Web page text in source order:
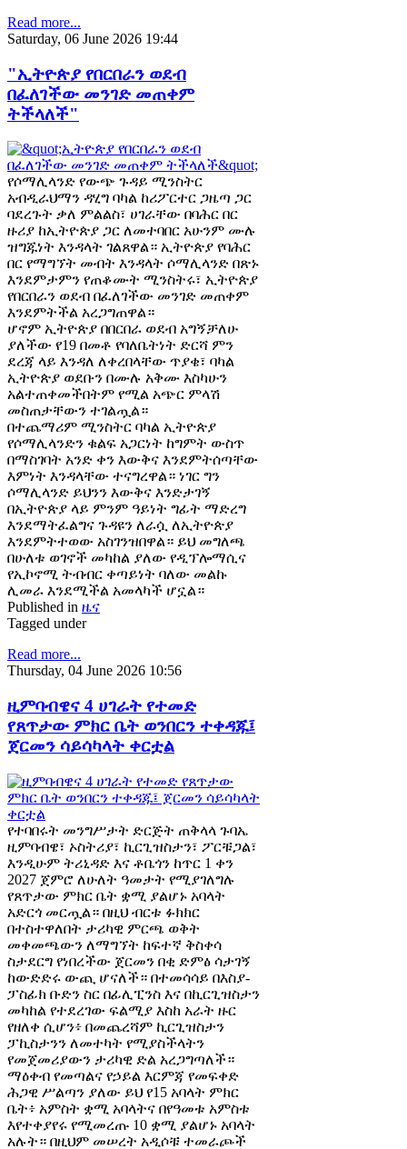
Read more...
Saturday, 06 June 2026 19:44
"ኢትዮጵያ የበርበራን ወደብ
በፈለገችው መንገድ መጠቀም
ትችላለች"
የሶማሊላንድ የውጭ ጉዳይ ሚንስትር
አብዲራህማን ዳሂግ ባካል ከሪፖርተር ጋዜጣ ጋር
ባደረጉት ቃለ ምልልስ፣ ሀገራቸው በባሕር በር
ዙሪያ ከኢትዮጵያ ጋር ለመተባበር አሁንም ሙሉ
ዝግጁነት እንዳላት ገልጸዋል። ኢትዮጵያ የባሕር
በር የማግኘት መብት እንዳላት ሶማሊላንድ በጽኑ
እንደምታምን የጠቆሙት ሚንስትሩ፣ ኢትዮጵያ
የበርበራን ወደብ በፈለገችው መንገድ መጠቀም
እንደምትችል አረጋግጠዋል።
ሆኖም ኢትዮጵያ በበርበራ ወደብ አግኝቻለሁ
ያለችው የ19 በመቶ የባለቤትነት ድርሻ ምን
ደረጃ ላይ እንዳለ ለቀረበላቸው ጥያቄ፣ ባካል
ኢትዮጵያ ወደቡን በሙሉ አቅሙ እስካሁን
አልተጠቀመችበትም የሚል አጭር ምላሽ
መስጠታቸውን ተገልጧል።
በተጨማሪም ሚንስትር ባካል ኢትዮጵያ
የሶማሊላንድን ቁልፍ አጋርነት ከግምት ውስጥ
በማስገባት አንድ ቀን እውቅና እንደምትሰጣቸው
እምነት እንዳላቸው ተናግረዋል። ነገር ግን
ሶማሊላንድ ይህንን እውቅና እንድታገኝ
በኢትዮጵያ ላይ ምንም ዓይነት ግፊት ማድረግ
እንደማትፈልግና ጉዳዩን ለራሷ ለኢትዮጵያ
እንደምትተወው አስገንዝበዋል። ይህ መግለጫ
በሁለቱ ወገኖች መካከል ያለው የዲፕሎማሲና
የኢኮኖሚ ትብብር ቀጣይነት ባለው መልኩ
ሊመራ እንደሚችል አመላካች ሆኗል።
Published in ዜና
Tagged under
Read more...
Thursday, 04 June 2026 10:56
ዚምባብዌና 4 ሀገራት የተመድ
የጸጥታው ምክር ቤት ወንበርን ተቀዳጁ፤
ጀርመን ሳይሳካላት ቀርቷል
የተባበሩት መንግሥታት ድርጅት ጠቅላላ ጉባኤ
ዚምባብዌ፣ ኦስትሪያ፣ ኪርጊዝስታን፣ ፖርቹጋል፣
እንዲሁም ትሪኒዳድ እና ቶቤጎን ከጥር 1 ቀን
2027 ጀምሮ ለሁለት ዓመታት የሚያገለግሉ
የጸጥታው ምክር ቤት ቋሚ ያልሆኑ አባላት
አድርጎ መርጧል። በዚህ ብርቱ ፉክክር
በተስተዋለበት ታሪካዊ ምርጫ ወቅት
መቀመጫውን ለማግኘት ከፍተኛ ቅስቀሳ
ስታደርግ የነበረችው ጀርመን በቂ ድምፅ ሳታገኝ
ከውድድሩ ውጪ ሆናለች። በተመሳሳይ በእስያ-
ፓስፊክ ቡድን ስር በፊሊፒንስ እና በኪርጊዝስታን
መካከል የተደረገው ፍልሚያ እስከ አራት ዙር
የዘለቀ ሲሆን፥ በመጨረሻም ኪርጊዝስታን
ፓኪስታንን ለመተካት የሚያስችላትን
የመጀመሪያውን ታሪካዊ ድል አረጋግጣለች።
ማዕቀብ የመጣልና የኃይል እርምጃ የመፍቀድ
ሕጋዊ ሥልጣን ያለው ይህ የ15 አባላት ምክር
ቤት፥ አምስት ቋሚ አባላትና በየዓመቱ አምስቱ
እየተቀያየሩ የሚመረጡ 10 ቋሚ ያልሆኑ አባላት
አሉት። በዚህም መሠረት አዲሶቹ ተመራጮች